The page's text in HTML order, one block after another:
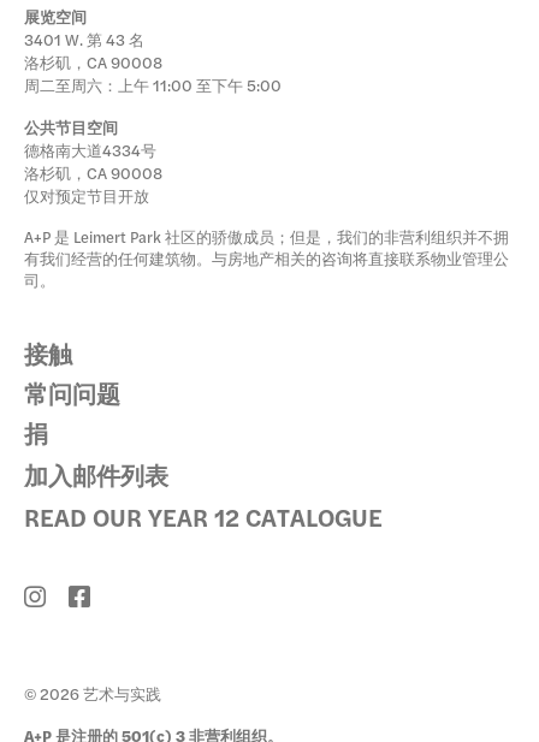
展览空间
3401 W. 第 43 名
洛杉矶，CA 90008
周二至周六：上午 11:00 至下午 5:00
公共节目空间
德格南大道4334号
洛杉矶，CA 90008
仅对预定节目开放
A+P 是 Leimert Park 社区的骄傲成员；但是，我们的非营利组织并不拥
有我们经营的任何建筑物。与房地产相关的咨询将直接联系物业管理公
司。
接触
常问问题
捐
加入邮件列表
READ OUR YEAR 12 CATALOGUE
© 2026 艺术与实践
A+P 是注册的 501(c) 3 非营利组织。